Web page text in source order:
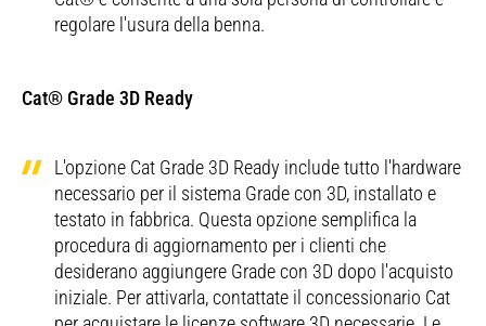
Utilizzo
biodiesel
Fino a B20¹
Emissioni
È conforme agli standard sulle emissioni U.S.
Nota (1)
La potenza netta indicata è quella disponibile
al volano con motore dotato di ventola,
sistema di presa d'aria, sistema di scarico e
alternatore con regime motore a 2.200
giri/min. Potenza indicata testata in base allo
standard specificato in vigore alla data di
regolare l'usura della benna.
Cat® Grade 3D Ready
L'opzione Cat Grade 3D Ready include tutto l'hardware
necessario per il sistema Grade con 3D, installato e
testato in fabbrica. Questa opzione semplifica la
procedura di aggiornamento per i clienti che
desiderano aggiungere Grade con 3D dopo l'acquisto
iniziale. Per attivarla, contattate il concessionario Cat